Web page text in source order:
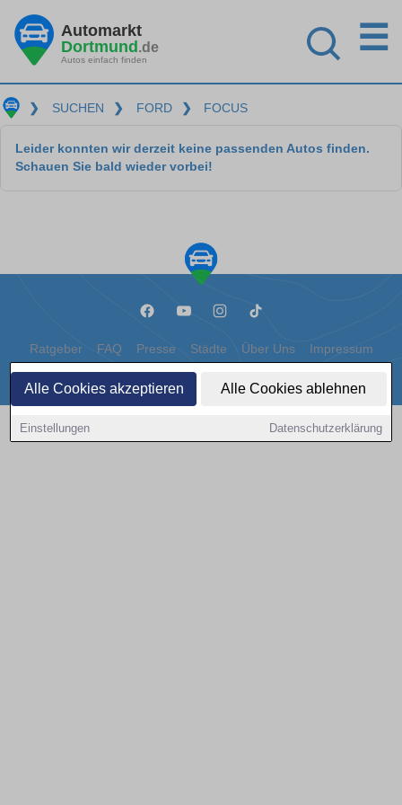
Alle Cookies akzeptieren Alle Cookies ablehnen
Einstellungen Datenschutzerklärung
Automarkt
Dortmund.de
Autos einfach finden
☰
❯ SUCHEN ❯ FORD ❯ FOCUS
Leider konnten wir derzeit keine passenden Autos finden.
Schauen Sie bald wieder vorbei!
Ratgeber FAQ Presse Städte Über Uns Impressum
Datenschutz Cookies
Copyright © 2000 - 2026 | 1A Infosysteme GmbH | Content by: 1a-sites-autos